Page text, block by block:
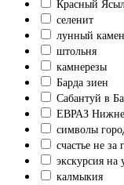
Красный
селенит
лунный
штольня
камнерезы
Барда зиен
Сабантуй в
ЕВРАЗ
символы
счастье не за
экскурсия
калмыкия